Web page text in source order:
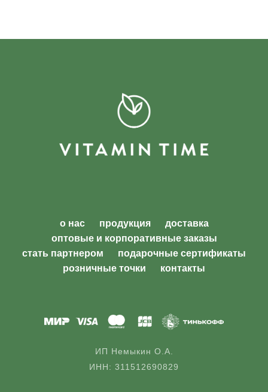
о нас продукция
доставка
оптовые и корпоративные заказы
стать партнером
подарочные сертификаты
розничные точки
контакты
ИП Немыкин О.А.
ИНН: 311512690829